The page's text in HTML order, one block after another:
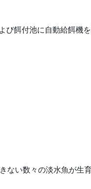
餌付池に自動給餌機を
ない数々の淡水魚が生